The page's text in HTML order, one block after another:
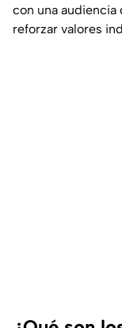
con una
reforzar valores